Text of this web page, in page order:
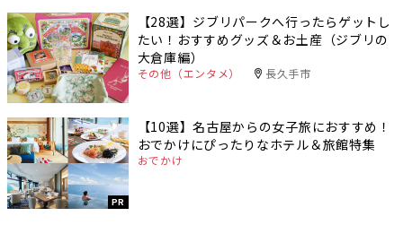
【28選】ジブリパークへ行ったらゲットし
たい！おすすめグッズ＆お土産（ジブリの
大倉庫編）
その他（エンタメ） 長久手市
PR
【10選】名古屋からの女子旅におすすめ！
おでかけにぴったりなホテル＆旅館特集
おでかけ